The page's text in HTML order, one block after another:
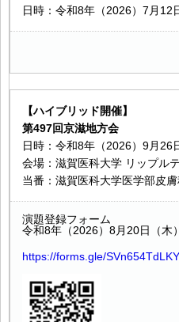
日時：令和8年（2026）7月12
【ハイブリッド開催】
第497回京滋地方会
日時：令和8年（2026）9月26
会場：滋賀医科大学 リップル
当番：滋賀医科大学医学部皮
演題登録フォーム
令和8年（2026）8月20日（木
https://forms.gle/